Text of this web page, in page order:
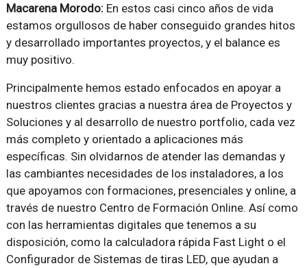
Macarena Morodo:En estos casi cinco años de vida
estamos orgullosos de haber conseguido grandes hitos
y desarrollado importantes proyectos, y el balance es
muy positivo.
Principalmente hemos estado enfocados en apoyar a
nuestros clientes gracias a nuestra área de Proyectos y
Soluciones y al desarrollo de nuestro portfolio, cada vez
más completo y orientado a aplicaciones más
específicas. Sin olvidarnos de atender las demandas y
las cambiantes necesidades de los instaladores, a los
que apoyamos con formaciones, presenciales y online, a
través de nuestro Centro de Formación Online. Así como
con las herramientas digitales que tenemos a su
disposición, como la calculadora rápida Fast Light o el
Configurador de Sistemas de tiras LED, que ayudan a